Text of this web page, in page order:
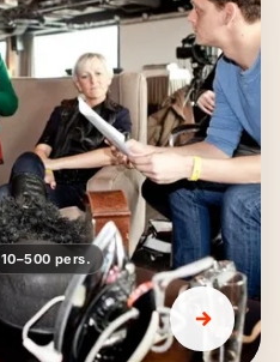
10–500 pers.